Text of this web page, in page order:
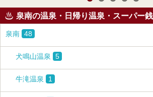
泉南の温泉・日帰り温泉・スーパー
泉南 48
犬鳴山温泉 5
牛滝温泉 1